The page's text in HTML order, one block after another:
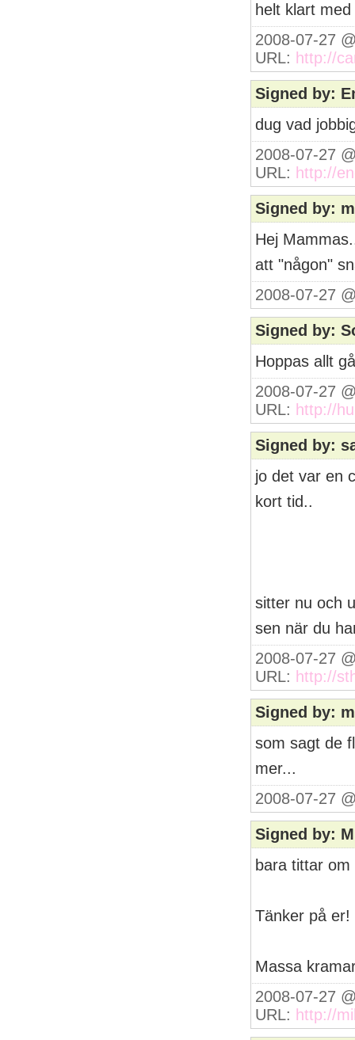
helt klart
2008-07-27
URL: http://
Signed by:
dug vad
2008-07-27
URL: http://
Signed by:
Hej
att "någon"
2008-07-27
Signed by:
Hoppas allt
2008-07-27
URL: http://
Signed by:
jo det var en
kort tid..
sitter nu och
sen när du
2008-07-27
URL: http://
Signed by:
som sagt de
mer...
2008-07-27
Signed by:
bara tittar
Tänker på er!
Massa
2008-07-27
URL: http://